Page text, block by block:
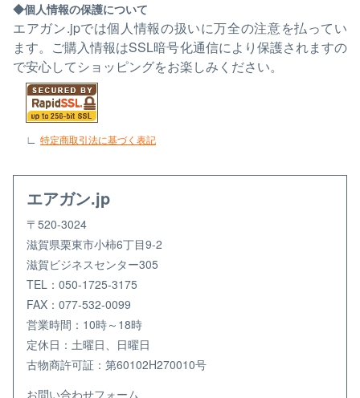
個人情報の保護について
エアガン.jpでは個人情報の扱いに万全の注意を払ってい
ます。ご購入情報はSSL暗号化通信により保護されますの
で安心してショッピングをお楽しみください。
特定商取引法に基づく表記
エアガン.jp
〒520-3024
滋賀県栗東市小柿6丁目9-2
滋賀ビジネスセンター305
TEL：050-1725-3175
FAX：077-532-0099
営業時間：10時～18時
定休日：土曜日、日曜日
古物商許可証：第60102H270010号
お問い合わせフォーム